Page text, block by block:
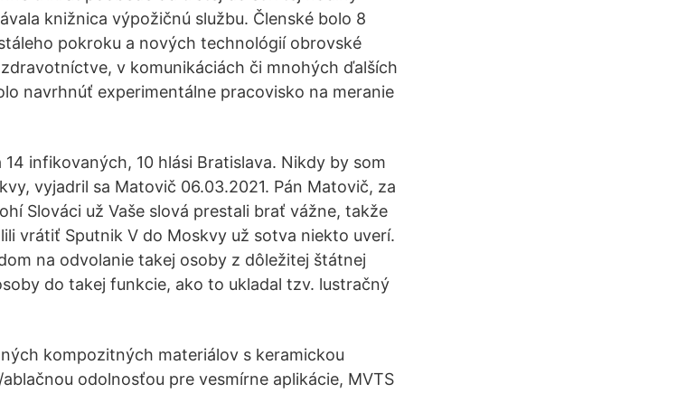
knižnica výpožičnú službu. Členské bolo 8
pokroku a nových technológií obrovské
v komunikáciách či mnohých ďalších
navrhnúť experimentálne pracovisko na meranie
infikovaných, 10 hlási Bratislava. Nikdy by som
vyjadril sa Matovič 06.03.2021. Pán Matovič, za
Slováci už Vaše slová prestali brať vážne, takže
vrátiť Sputnik V do Moskvy už sotva niekto uverí.
na odvolanie takej osoby z dôležitej štátnej
do takej funkcie, ako to ukladal tzv. lustračný
kompozitných materiálov s keramickou
odolnosťou pre vesmírne aplikácie, MVTS